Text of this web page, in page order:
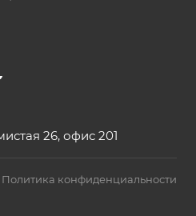
26, офис 201
Политика конфиденциальности